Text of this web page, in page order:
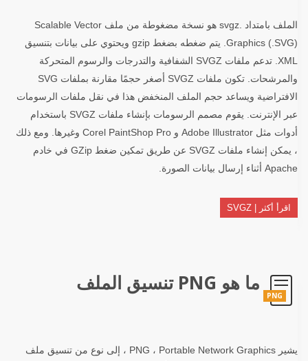
الملف بامتداد .svgz هو نسخة مضغوطة من ملف Scalable Vector
Graphics (.SVG). يتم ضغطه بضغط gzip ويحتوي على بيانات بتنسيق
XML. تدعم ملفات SVGZ الشفافية والتدرجات والرسوم المتحركة
والمرشحات. تكون ملفات SVGZ أصغر حجمًا مقارنة بملفات SVG
الافتراضية ويساعد حجم الملف المنخفض هذا في نقل ملفات الرسومات
عبر الإنترنت. يقوم مصمم الرسومات بإنشاء ملفات SVGZ باستخدام
أدوات مثل Adobe Illustrator و Corel PaintShop Pro وغيرها. ومع ذلك
، يمكن إنشاء ملفات SVGZ عن طريق تمكين ضغط GZip في خادم
Apache أثناء إرسال بيانات الصورة.
اقرأ أكثر | SVGZ
PNG
ما هو PNG تنسيق الملف
يشير PNG ، Portable Network Graphics ، إلى نوع من تنسيق ملف